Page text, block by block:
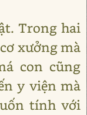
Trong hai
xưởng mà
con cũng
y viện mà
tính với